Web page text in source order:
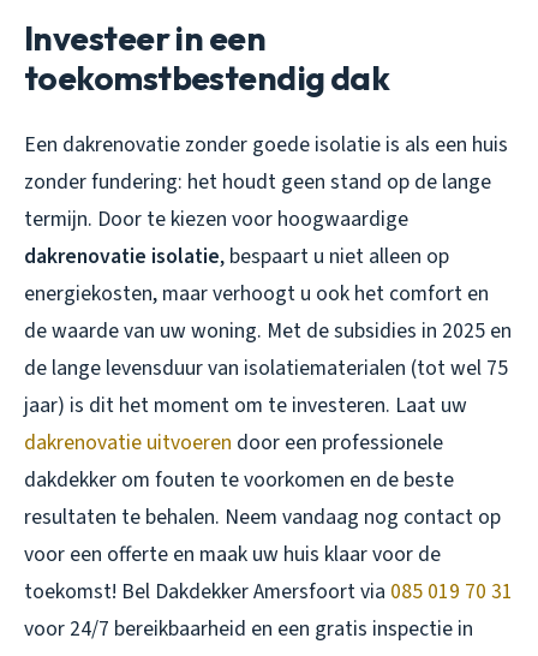
Investeer in een
toekomstbestendig dak
Een dakrenovatie zonder goede isolatie is als een huis
zonder fundering: het houdt geen stand op de lange
termijn. Door te kiezen voor hoogwaardige
dakrenovatie isolatie, bespaart u niet alleen op
energiekosten, maar verhoogt u ook het comfort en
de waarde van uw woning. Met de subsidies in 2025 en
de lange levensduur van isolatiematerialen (tot wel 75
jaar) is dit het moment om te investeren. Laat uw
dakrenovatie uitvoeren door een professionele
dakdekker om fouten te voorkomen en de beste
resultaten te behalen. Neem vandaag nog contact op
voor een offerte en maak uw huis klaar voor de
toekomst! Bel Dakdekker Amersfoort via 085 019 70 31
voor 24/7 bereikbaarheid en een gratis inspectie in